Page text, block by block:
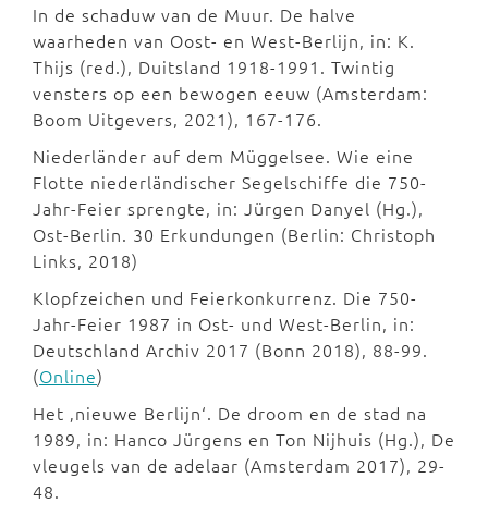
In de schaduw van de Muur. De halve
waarheden van Oost- en West-Berlijn, in: K.
Thijs (red.), Duitsland 1918-1991. Twintig
vensters op een bewogen eeuw (Amsterdam:
Boom Uitgevers, 2021), 167-176.
Niederländer auf dem Müggelsee. Wie eine
Flotte niederländischer Segelschiffe die 750-
Jahr-Feier sprengte, in: Jürgen Danyel (Hg.),
Ost-Berlin. 30 Erkundungen (Berlin: Christoph
Links, 2018)
Klopfzeichen und Feierkonkurrenz. Die 750-
Jahr-Feier 1987 in Ost- und West-Berlin, in:
Deutschland Archiv 2017 (Bonn 2018), 88-99.
(Online)
Het ‚nieuwe Berlijn‘. De droom en de stad na
1989, in: Hanco Jürgens en Ton Nijhuis (Hg.), De
vleugels van de adelaar (Amsterdam 2017), 29-
48.